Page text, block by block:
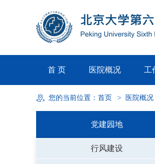
首 页 医院概况 工
您的当前位置： 首页 > 医院概况
党建园地
行风建设